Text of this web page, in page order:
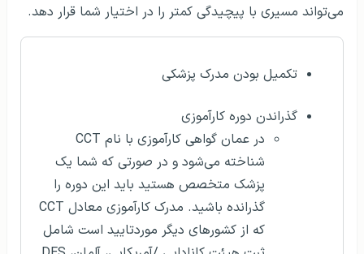
می‌تواند مسیری با پیچیدگی کمتر را در اختیار شما قرار دهد.
تکمیل بودن مدرک پزشکی
گذراندن دوره کارآموزی
در عمان گواهی کارآموزی با نام CCT
شناخته می‌شود و در صورتی که شما یک
پزشک متخصص هستید باید این دوره را
گذرانده باشید. مدرک کارآموزی معادل CCT
که از کشورهای دیگر موردتایید است شامل